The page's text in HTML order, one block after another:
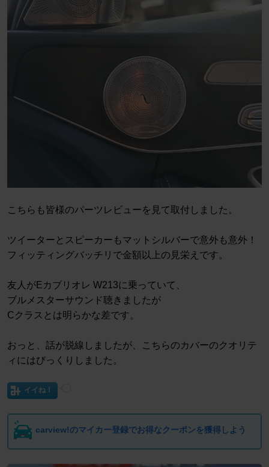
こちらも皆様のパーツレビューを見て取付しました。
ツイーターとスピーカーもマットシルバーで意外も意外！
フィッティングバッチリで金額以上の見栄えです。
友人がEカブリオレ W213に乗っていて、
ブルメスターサウンド聴きましたが
Cクラスとは明らかな差です。
おっと、話が脱線しましたが、こちらのカバーのクオリテ
ィにはびっくりしました。
イイね！
carview!のマイカー登録でお得なクーポンを獲得しよう